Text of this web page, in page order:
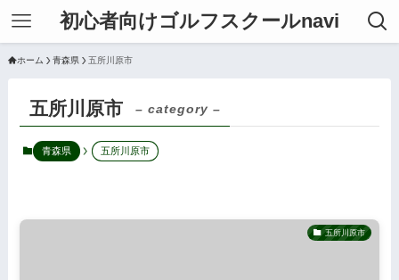
初心者向けゴルフスクールnavi
ホーム 青森県 五所川原市
五所川原市 – category –
青森県 五所川原市
五所川原市